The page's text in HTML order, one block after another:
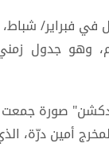
فبراير/
وهو جدول
صورة جمعت
أمين درّة،